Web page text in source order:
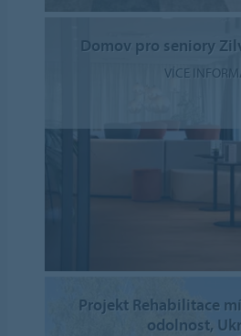
Domov pro seniory
VÍCE
Projekt Rehabilitace
odolnost,